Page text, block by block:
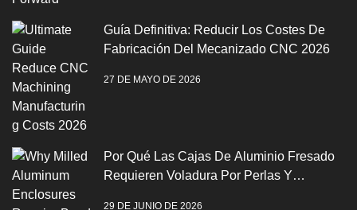
Guía Definitiva: Reducir Los Costes De
Fabricación Del Mecanizado CNC 2026
27 DE MAYO DE 2026
Por Qué Las Cajas De Aluminio Fresado
Requieren Voladura Por Perlas Y
29 DE JUNIO DE 2026